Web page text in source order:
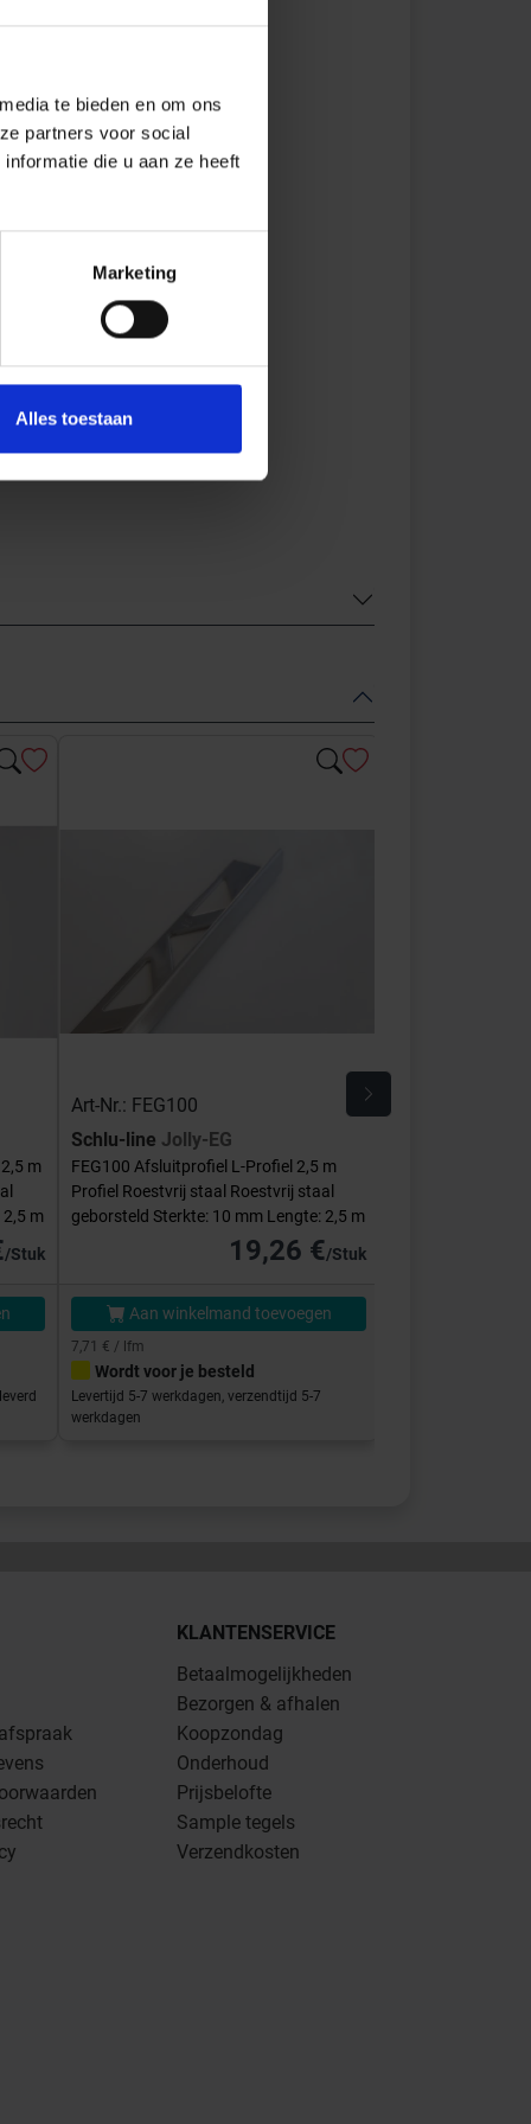
te bieden en om ons
partners voor social
die u aan ze heeft
Marketing
Alles toestaan
m
m
/Stuk
Art-Nr.: FEG100
Schlu-line Jolly-EG
FEG100 Afsluitprofiel L-Profiel 2,5 m
Profiel Roestvrij staal Roestvrij staal
geborsteld Sterkte: 10 mm Lengte: 2,5 m
19,26 €/Stuk
Aan winkelmand toevoegen
7,71 € / lfm
Wordt voor je besteld
Levertijd 5-7 werkdagen, verzendtijd 5-7
werkdagen
KLANTENSERVICE
Betaalmogelijkheden
Bezorgen & afhalen
Koopzondag
Onderhoud
Prijsbelofte
Sample tegels
Verzendkosten